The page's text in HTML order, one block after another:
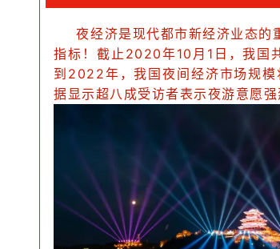
夜经济是现代都市新经济业态的
指标！截止2020年10月1日，我国
到2022年，我国夜间经济市场规
据显示超八成受访者表示夜游意愿